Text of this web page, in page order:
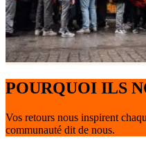
POURQUOI ILS
Vos retours nous inspirent
communauté dit de nous.